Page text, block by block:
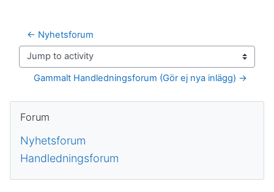
← Nyhetsforum
Jump to activity
Gammalt Handledningsforum (Gör ej nya inlägg) →
Block
Forum
Nyhetsforum
Handledningsforum